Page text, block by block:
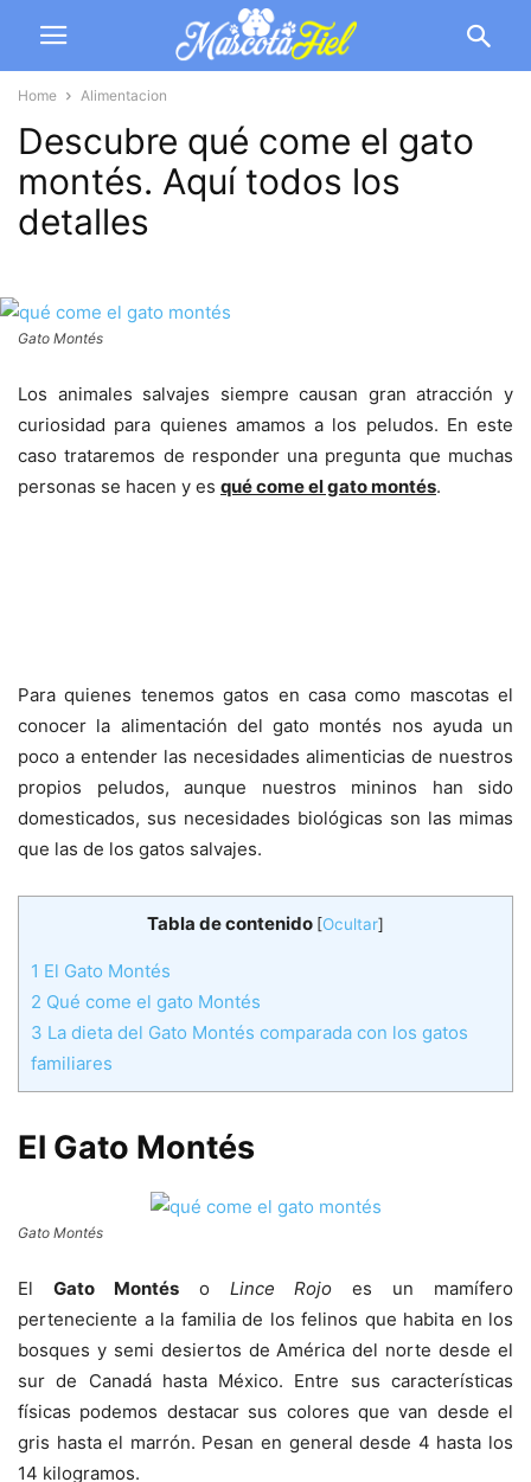
Home Alimentacion
Descubre qué come el gato
montés. Aquí todos los
detalles
Gato Montés
Los animales salvajes siempre causan gran atracción y
curiosidad para quienes amamos a los peludos. En este
caso trataremos de responder una pregunta que muchas
personas se hacen y es qué come el gato montés.
Para quienes tenemos gatos en casa como mascotas el
conocer la alimentación del gato montés nos ayuda un
poco a entender las necesidades alimenticias de nuestros
propios peludos, aunque nuestros mininos han sido
domesticados, sus necesidades biológicas son las mimas
que las de los gatos salvajes.
Tabla de contenido [Ocultar]
1 El Gato Montés
2 Qué come el gato Montés
3 La dieta del Gato Montés comparada con los gatos
familiares
El Gato Montés
Gato Montés
El Gato Montéso Lince Rojo es un mamífero
perteneciente a la familia de los felinos que habita en los
bosques y semi desiertos de América del norte desde el
sur de Canadá hasta México. Entre sus características
físicas podemos destacar sus colores que van desde el
gris hasta el marrón. Pesan en general desde 4 hasta los
14 kilogramos.